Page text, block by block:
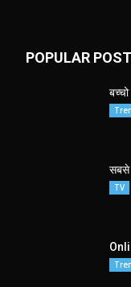
POPULAR
सबसे
TV